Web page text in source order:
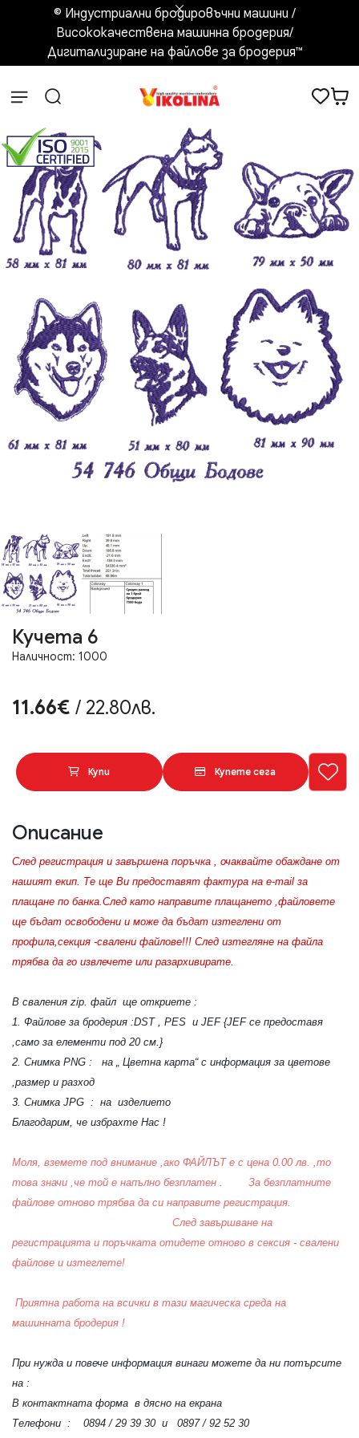
© Индустриални бродировъчни машини /
Висококачествена машинна бродерия/
Дигитализиране на файлове за бродерия™️
Кучета 6
Наличност: 1000
11.66€ / 22.80лв.
Купи Купете сега
Описание
След регистрация и завършена поръчка , очаквайте обаждане от
нашият екип. Те ще Ви предоставят фактура на e-mail за
плащане по банка.След като направите плащането ,файловете
ще бъдат освободени и може да бъдат изтеглени от
профила,секция -свалени файлове!!! След изтегляне на файла
трябва да го извлечете или разархивирате.
В сваления zip. файл ще откриете :
1. Файлове за бродерия :DST , PES и JEF {JEF се предоставя
,само за елементи под 20 см.}
2. Снимка PNG : на „ Цветна карта“ с информация за цветове
,размер и разход
3. Снимка JPG : на изделието
Благодарим, че избрахте Нас !
Моля, вземете под внимание ,ако ФАЙЛЪТ е с цена 0.00 лв. ,то
това значи ,че той е напълно безплатен . За безплатните
файлове отново трябва да си направите регистрация.
След завършване на
регистрацията и поръчката отидете отново в сексия - свалени
файлове и изтеглете!
Приятна работа на всички в тази магическа среда на
машинната бродерия !
При нужда и повече информация винаги можете да ни потърсите
на :
В контактната форма в дясно на екрана
Телефони : 0894 / 29 39 30 и 0897 / 92 52 30